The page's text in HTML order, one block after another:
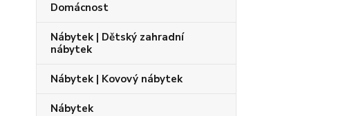
Domácnost
Nábytek | Dětský zahradní
nábytek
Nábytek | Kovový nábytek
Nábytek